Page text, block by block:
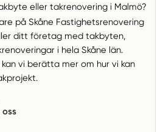
eller takrenovering i Malmö?
på Skåne Fastighetsrenovering
ditt företag med takbyten,
i hela Skåne län.
vi berätta mer om hur vi kan
oss